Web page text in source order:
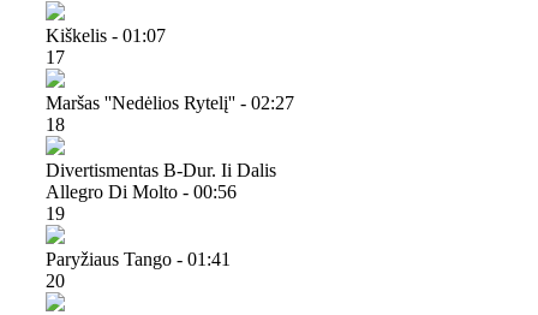
Kiškelis - 01:07
17
Maršas ''nedėlios Rytelį'' - 02:27
18
Divertismentas B-Dur. Ii Dalis
Allegro Di Molto - 00:56
19
Paryžiaus Tango - 01:41
20